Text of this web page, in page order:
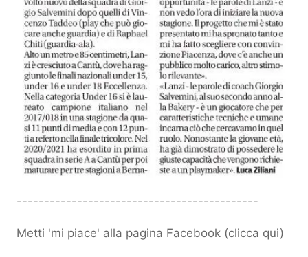
--------------------------------------------
Metti 'mi piace' alla pagina Facebook (clicca qui)